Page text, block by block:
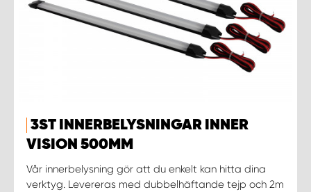
3ST INNERBELYSNINGAR INNER
VISION 500MM
Vår innerbelysning gör att du enkelt kan hitta dina
verktyg. Levereras med dubbelhäftande tejp och 2m
WORK SYSTEM ÖSTERSUND